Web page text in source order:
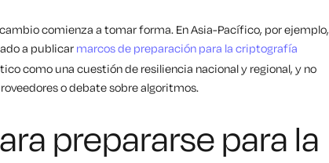
comienza a tomar forma. En Asia-Pacífico, por ejemplo,
a publicar marcos de preparación para la criptografía
como una cuestión de resiliencia nacional y regional, y no
o debate sobre algoritmos.
prepararse para la